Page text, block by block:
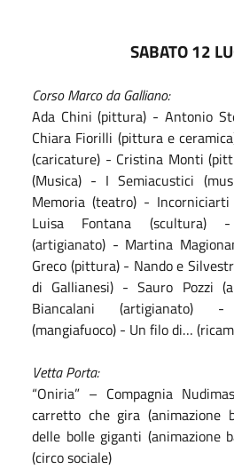
SABATO 12
Corso Marco da Galliano:
Ada Chini (pittura) - Antonio
Chiara Fiorilli (pittura e
(caricature) - Cristina Monti
(Musica) - I Semiacustici
Memoria (teatro) -
Luisa Fontana (scultura)
(artigianato) - Martina
Greco (pittura) - Nando e
di Gallianesi) - Sauro Pozzi
Biancalani (artigianato)
(mangiafuoco) - Un filo di…
Vetta Porta:
“Oniria” – Compagnia
carretto che gira (animazione
delle bolle giganti (animazione
(circo sociale)